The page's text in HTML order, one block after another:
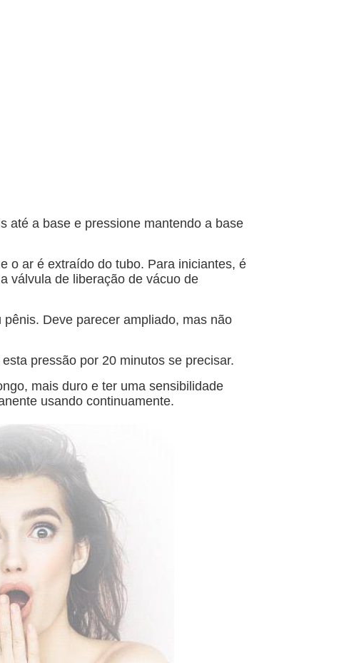
até a base e pressione mantendo a base
o ar é extraído do tubo. Para iniciantes, é
válvula de liberação de vácuo de
Deve parecer ampliado, mas não
pressão por 20 minutos se precisar.
mais duro e ter uma sensibilidade
usando continuamente.